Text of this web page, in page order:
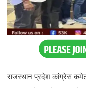
राजस्थान प्रदेश कांग्रेस